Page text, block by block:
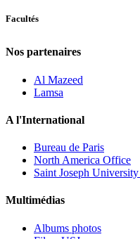
Facultés
Nos partenaires
Al Mazeed
Lamsa
A l'International
Bureau de Paris
North America Office
Saint Joseph
Multimédias
Albums photos